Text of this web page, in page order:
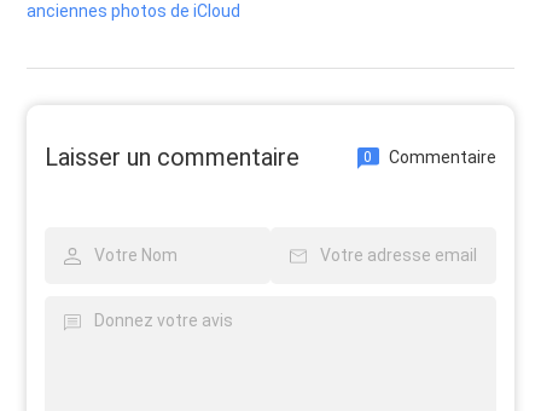
anciennes photos de iCloud
Laisser un commentaire 0 Commentaire